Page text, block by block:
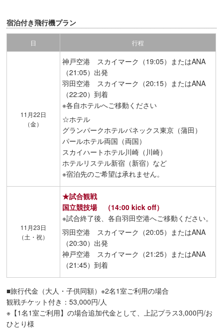
宿泊付き飛行機プラン
日 行程
11月22日
（金）
神戸空港 スカイマーク（19:05）またはANA
（21:05）出発
羽田空港 スカイマーク（20:15）またはANA
（22:20）到着
※各自ホテルへご移動ください
☆ホテル
グランパークホテルパネックス東京（蒲田）
パールホテル両国（両国）
スカイハートホテル川崎（川崎）
ホテルリステル新宿（新宿）など
※宿泊先のご希望は承れません。
11月23日
（土・祝）
★試合観戦
国立競技場 （14:00 kick off）
※試合終了後、各自羽田空港へご移動ください。
羽田空港 スカイマーク（20:05）またはANA
（20:30）出発
神戸空港 スカイマーク（21:25）またはANA
（21:45）到着
■旅行代金（大人・子供同額）※2名1室ご利用の場合
観戦チケット付き：53,000円/人
※【1名1室ご利用】の場合追加代金として、上記プラス3,000円/お
ひとり様